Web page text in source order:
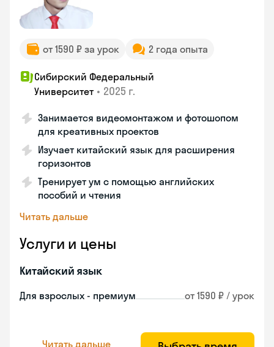
от 1590 ₽ за урок 2 года опыта
Сибирский Федеральный
Университет • 2025 г.
Занимается видеомонтажом и фотошопом
для креативных проектов
Изучает китайский язык для расширения
горизонтов
Тренирует ум с помощью английских
пособий и чтения
Читать дальше
Услуги и цены
Китайский язык
Для взрослых - премиум от 1590 ₽ / урок
Читать дальше